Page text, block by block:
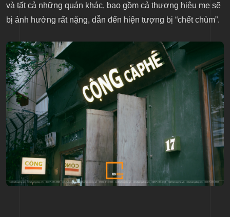
và tất cả những quán khác, bao gồm cả thương hiệu mẹ sẽ
bị ảnh hưởng rất nặng, dẫn đến hiện tượng bị “chết chùm”.